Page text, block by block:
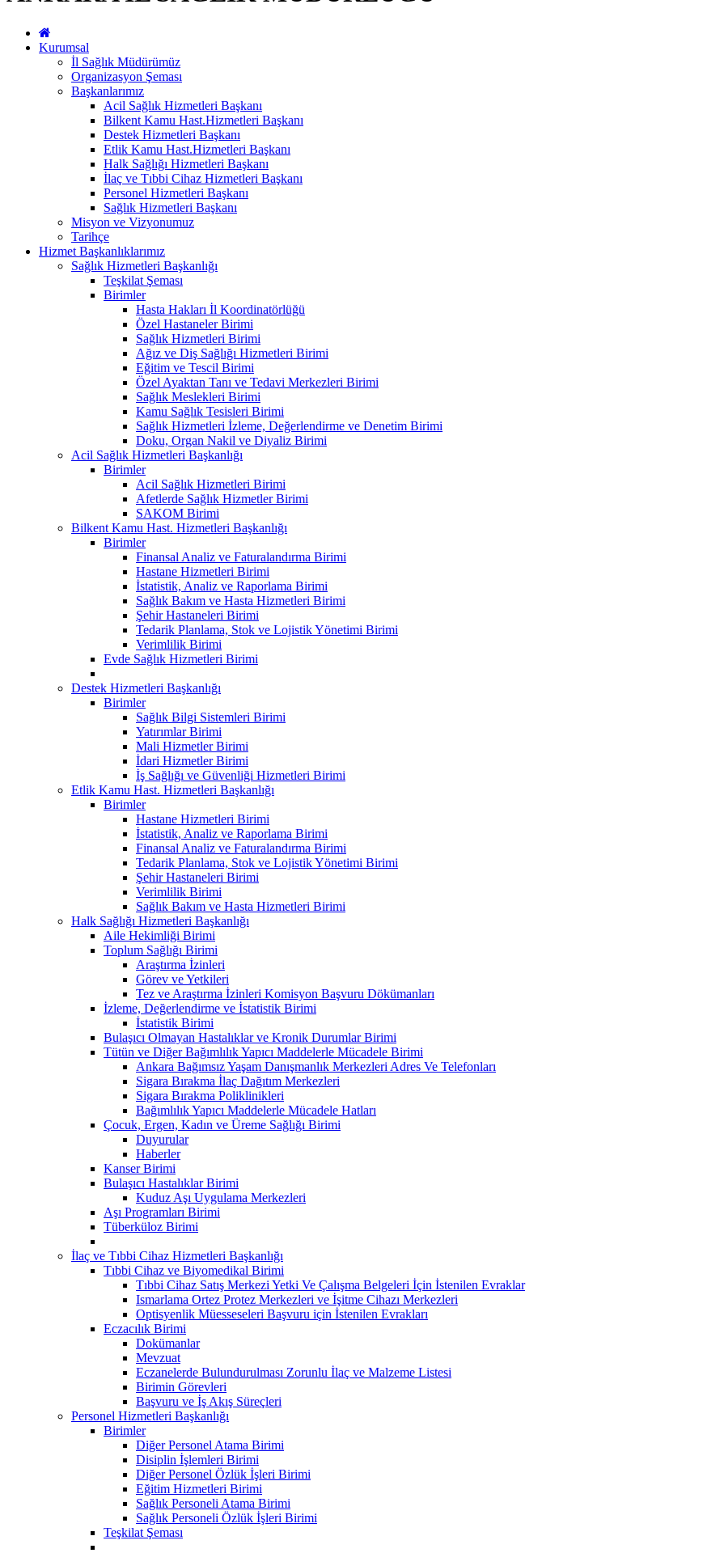
Kurumsal
İl Sağlık Müdürümüz
Organizasyon Şeması
Başkanlarımız
Acil Sağlık Hizmetleri Başkanı
Bilkent Kamu Hast.Hizmetleri Başkanı
Destek Hizmetleri Başkanı
Etlik Kamu Hast.Hizmetleri Başkanı
Halk Sağlığı Hizmetleri Başkanı
İlaç ve Tıbbi Cihaz Hizmetleri Başkanı
Personel Hizmetleri Başkanı
Sağlık Hizmetleri Başkanı
Misyon ve Vizyonumuz
Tarihçe
Hizmet Başkanlıklarımız
Sağlık Hizmetleri Başkanlığı
Teşkilat Şeması
Birimler
Hasta Hakları İl Koordinatörlüğü
Özel Hastaneler Birimi
Sağlık Hizmetleri Birimi
Ağız ve Diş Sağlığı Hizmetleri Birimi
Eğitim ve Tescil Birimi
Özel Ayaktan Tanı ve Tedavi Merkezleri Birimi
Sağlık Meslekleri Birimi
Kamu Sağlık Tesisleri Birimi
Sağlık Hizmetleri İzleme, Değerlendirme ve Denetim Birimi
Doku, Organ Nakil ve Diyaliz Birimi
Acil Sağlık Hizmetleri Başkanlığı
Birimler
Acil Sağlık Hizmetleri Birimi
Afetlerde Sağlık Hizmetler Birimi
SAKOM Birimi
Bilkent Kamu Hast. Hizmetleri Başkanlığı
Birimler
Finansal Analiz ve Faturalandırma Birimi
Hastane Hizmetleri Birimi
İstatistik, Analiz ve Raporlama Birimi
Sağlık Bakım ve Hasta Hizmetleri Birimi
Şehir Hastaneleri Birimi
Tedarik Planlama, Stok ve Lojistik Yönetimi Birimi
Verimlilik Birimi
Evde Sağlık Hizmetleri Birimi
Destek Hizmetleri Başkanlığı
Birimler
Sağlık Bilgi Sistemleri Birimi
Yatırımlar Birimi
Mali Hizmetler Birimi
İdari Hizmetler Birimi
İş Sağlığı ve Güvenliği Hizmetleri Birimi
Etlik Kamu Hast. Hizmetleri Başkanlığı
Birimler
Hastane Hizmetleri Birimi
İstatistik, Analiz ve Raporlama Birimi
Finansal Analiz ve Faturalandırma Birimi
Tedarik Planlama, Stok ve Lojistik Yönetimi Birimi
Şehir Hastaneleri Birimi
Verimlilik Birimi
Sağlık Bakım ve Hasta Hizmetleri Birimi
Halk Sağlığı Hizmetleri Başkanlığı
Aile Hekimliği Birimi
Toplum Sağlığı Birimi
Araştırma İzinleri
Görev ve Yetkileri
Tez ve Araştırma İzinleri Komisyon Başvuru Dökümanları
İzleme, Değerlendirme ve İstatistik Birimi
İstatistik Birimi
Bulaşıcı Olmayan Hastalıklar ve Kronik Durumlar Birimi
Tütün ve Diğer Bağımlılık Yapıcı Maddelerle Mücadele Birimi
Ankara Bağımsız Yaşam Danışmanlık Merkezleri Adres Ve Telefonları
Sigara Bırakma İlaç Dağıtım Merkezleri
Sigara Bırakma Poliklinikleri
Bağımlılık Yapıcı Maddelerle Mücadele Hatları
Çocuk, Ergen, Kadın ve Üreme Sağlığı Birimi
Duyurular
Haberler
Kanser Birimi
Bulaşıcı Hastalıklar Birimi
Kuduz Aşı Uygulama Merkezleri
Aşı Programları Birimi
Tüberküloz Birimi
İlaç ve Tıbbi Cihaz Hizmetleri Başkanlığı
Tıbbi Cihaz ve Biyomedikal Birimi
Tıbbi Cihaz Satış Merkezi Yetki Ve Çalışma Belgeleri İçin İstenilen Evraklar
Ismarlama Ortez Protez Merkezleri ve İşitme Cihazı Merkezleri
Optisyenlik Müesseseleri Başvuru için İstenilen Evrakları
Eczacılık Birimi
Dokümanlar
Mevzuat
Eczanelerde Bulundurulması Zorunlu İlaç ve Malzeme Listesi
Birimin Görevleri
Başvuru ve İş Akış Süreçleri
Personel Hizmetleri Başkanlığı
Birimler
Diğer Personel Atama Birimi
Disiplin İşlemleri Birimi
Diğer Personel Özlük İşleri Birimi
Eğitim Hizmetleri Birimi
Sağlık Personeli Atama Birimi
Sağlık Personeli Özlük İşleri Birimi
Teşkilat Şeması